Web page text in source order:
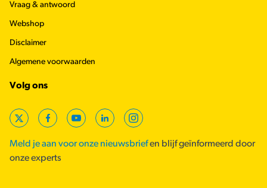
Vraag & antwoord
Webshop
Disclaimer
Algemene voorwaarden
Volg ons
X FacebookYouTubeLinkedInInstagram
Meld je aan voor onze nieuwsbriefen blijf geïnformeerd door
onze experts